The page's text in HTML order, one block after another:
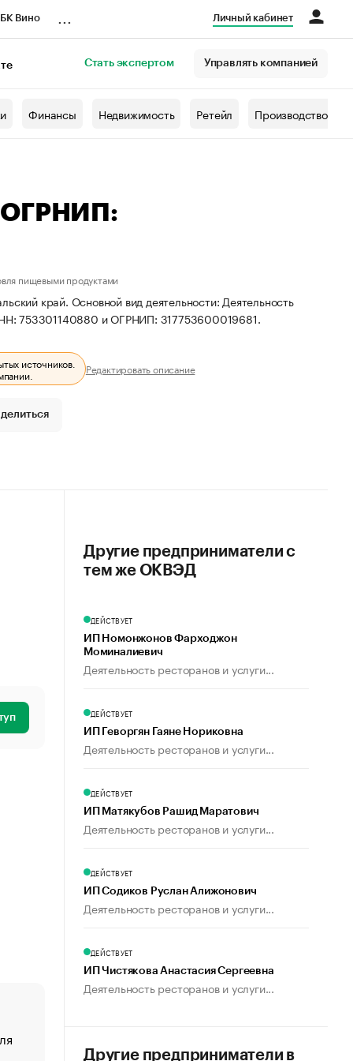
Вино Личный кабинет
Стать экспертом Управлять компанией
Финансы Недвижимость Ретейл Производство
ОГРНИП:
пищевыми продуктами
край. Основной вид деятельности: Деятельность
753301140880 и ОГРНИП: 317753600019681.
источников.
Редактировать описание
создавшей GTA
Другие предприниматели с
тем же ОКВЭД
ДЕЙСТВУЕТ
ИП Номонжонов Фарходжон
Моминалиевич
Деятельность ресторанов и услуги...
ДЕЙСТВУЕТ
ИП Геворгян Гаяне Нориковна
Деятельность ресторанов и услуги...
ДЕЙСТВУЕТ
ИП Матякубов Рашид Маратович
Деятельность ресторанов и услуги...
ДЕЙСТВУЕТ
ИП Содиков Руслан Алижонович
Деятельность ресторанов и услуги...
ДЕЙСТВУЕТ
ИП Чистякова Анастасия Сергеевна
Деятельность ресторанов и услуги...
Другие предприниматели в